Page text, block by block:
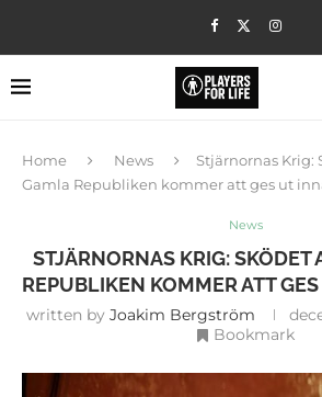
Home News
Stjärnornas Krig:
Gamla Republiken kommer att ges ut
News
STJÄRNORNAS KRIG: SKÖDET
REPUBLIKEN KOMMER ATT
written by Joakim Bergström
Bookmark